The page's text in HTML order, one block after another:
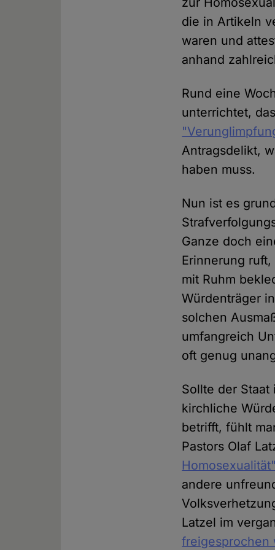
die in Artikeln
waren und
anhand
Rund eine
unterrichtet,
Antragsdelikt,
haben muss.
Nun ist es
Ganze doch
Erinnerung
mit Ruhm
Würdenträger
solchen
umfangreich
oft genug
Sollte der
kirchliche
betrifft, fühlt
Pastors Olaf
andere
Latzel im
freigesprochen